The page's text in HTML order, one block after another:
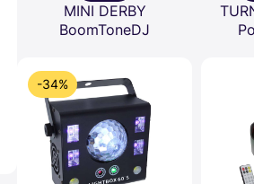
MINI DERBY
BoomToneDJ
-34%